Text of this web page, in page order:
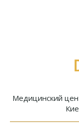
Медицинский